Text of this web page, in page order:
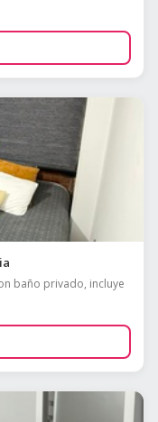
baño privado, incluye